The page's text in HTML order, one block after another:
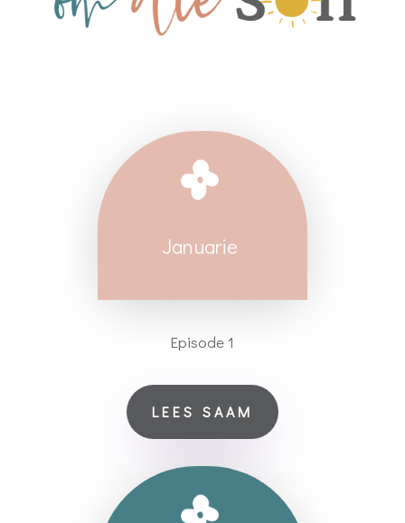
Januarie
Episode 1
LEES SAAM